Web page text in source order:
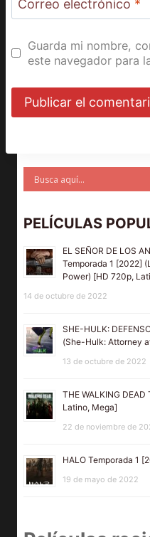
Correo electrónico *
Guarda mi nombre,
este navegador para
PELÍCULAS
EL SEÑOR DE LOS
Temporada 1 [2022]
Power) [HD 720p,
14 de octubre de 2022
SHE-HULK:
(She-Hulk: Attorney
13 de octubre de 2022
THE WALKING
Latino, Mega]
22 de noviembre de
HALO Temporada 1
19 de mayo de 2022